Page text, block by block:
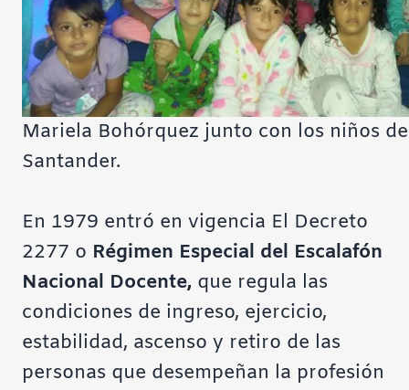
Mariela Bohórquez junto con los niños
Santander.
En 1979 entró en vigencia El Decreto
2277 o Régimen Especial del Escalafón
Nacional Docente, que regula las
condiciones de ingreso, ejercicio,
estabilidad, ascenso y retiro de las
personas que desempeñan la profesión